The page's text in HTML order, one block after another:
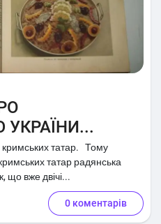
кримських татар. Тому
татар радянська
що вже двічі...
0 коментарів